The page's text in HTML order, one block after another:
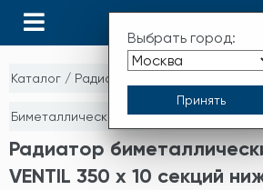
Выбрать город:
Каталог / Радиаторы отопления
Биметаллические секционные
Радиатор
VENTIL 350 х 10 секций